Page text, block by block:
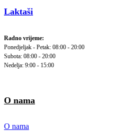
Laktaši
Radno vrijeme:
Ponedjeljak - Petak: 08:00 - 20:00
Subota: 08:00 - 20:00
Nedelja: 9:00 - 15:00
O nama
O nama